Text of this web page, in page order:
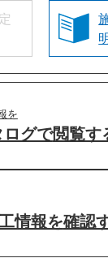
を
グで閲覧す
情報を確認